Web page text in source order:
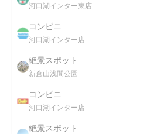
河口湖インター東店
コンビニ
河口湖インター店
絶景スポット
新倉山浅間公園
コンビニ
河口湖インター店
絶景スポット